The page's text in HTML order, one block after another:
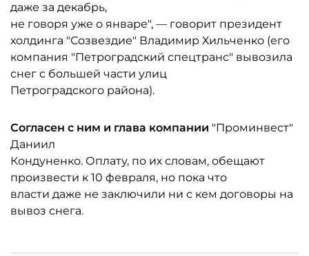
даже за декабрь,
не говоря уже о январе", — говорит президент
холдинга "Созвездие" Владимир Хильченко (его
компания "Петроградский спецтранс" вывозила
снег с большей части улиц
Петроградского района).
Согласен с ним и глава компании "Проминвест"
Даниил
Кондуненко. Оплату, по их словам, обещают
произвести к 10 февраля, но пока что
власти даже не заключили ни с кем договоры на
вывоз снега.